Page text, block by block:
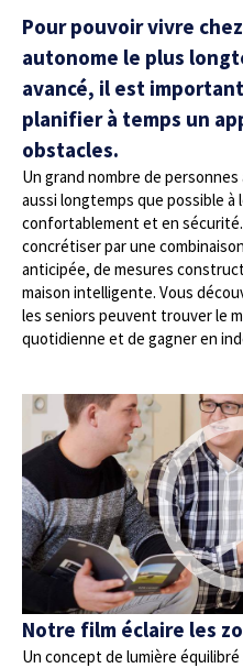
Pour pouvoir vivre
autonome le plus
avancé, il est
planifier à temps un
obstacles.
Un grand nombre de
aussi longtemps que possible à
confortablement et en
concrétiser par une
anticipée, de mesures
maison intelligente. Vous
les seniors peuvent trouver le
quotidienne et de gagner en
Notre film éclaire les
Un concept de lumière